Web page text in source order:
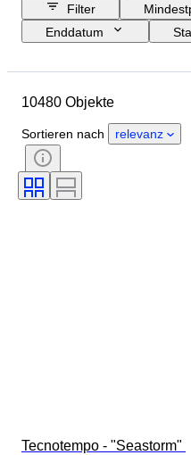
Filter
Enddatum
Herkunftsland
Geschlecht
Periode
Auflage
Uhrwerk
10480 Objekte
Sortieren nach relevanz
Tecnotempo - "Seastorm"